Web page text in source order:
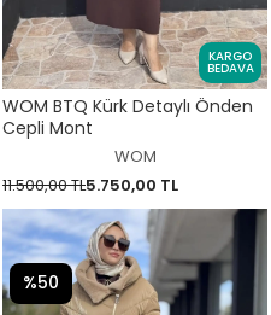
KARGO
BEDAVA
WOM BTQ Kürk Detaylı Önden
Cepli Mont
WOM
11.500,00 TL5.750,00 TL
%50